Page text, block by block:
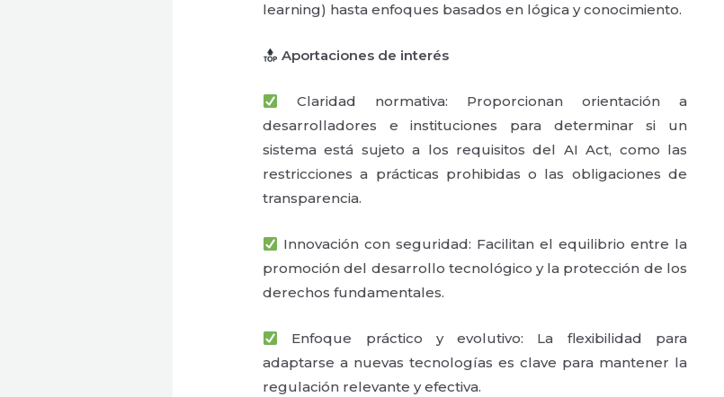
learning) hasta enfoques basados en lógica y conocimiento.
Aportaciones de interés
Claridad normativa: Proporcionan orientación a
desarrolladores e instituciones para determinar si un
sistema está sujeto a los requisitos del AI Act, como las
restricciones a prácticas prohibidas o las obligaciones de
transparencia.
Innovación con seguridad: Facilitan el equilibrio entre la
promoción del desarrollo tecnológico y la protección de los
derechos fundamentales.
Enfoque práctico y evolutivo: La flexibilidad para
adaptarse a nuevas tecnologías es clave para mantener la
regulación relevante y efectiva.